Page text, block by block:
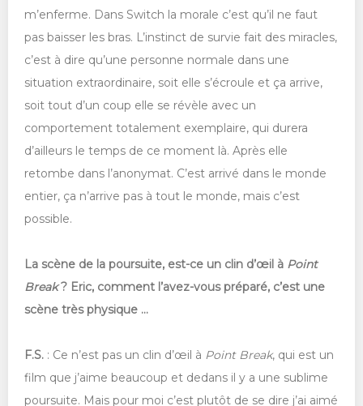
m’enferme. Dans Switch la morale c’est qu’il ne faut
pas baisser les bras. L’instinct de survie fait des miracles,
c’est à dire qu’une personne normale dans une
situation extraordinaire, soit elle s’écroule et ça arrive,
soit tout d’un coup elle se révèle avec un
comportement totalement exemplaire, qui durera
d’ailleurs le temps de ce moment là. Après elle
retombe dans l’anonymat. C’est arrivé dans le monde
entier, ça n’arrive pas à tout le monde, mais c’est
possible.
La scène de la poursuite, est-ce un clin d’œil à Point
Break? Eric, comment l’avez-vous préparé, c’est une
scène très physique …
F.S. : Ce n’est pas un clin d’œil à Point Break, qui est un
film que j’aime beaucoup et dedans il y a une sublime
poursuite. Mais pour moi c’est plutôt de se dire j’ai aimé